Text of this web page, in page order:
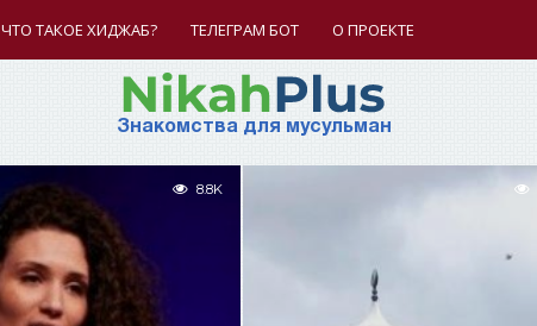
ЧТО ТАКОЕ ХИДЖАБ? ТЕЛЕГРАМ БОТ О ПРОЕКТЕ
Знакомства для мусульман
8.8K